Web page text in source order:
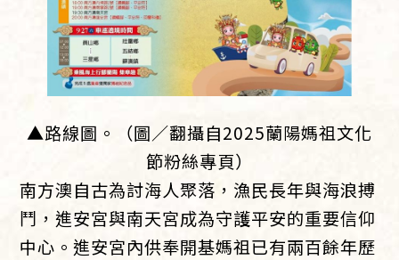
▲路線圖。（圖／翻攝自2025蘭陽媽祖文化
節粉絲專頁）
南方澳自古為討海人聚落，漁民長年與海浪搏
鬥，進安宮與南天宮成為守護平安的重要信仰
中心。進安宮內供奉開基媽祖已有兩百餘年歷